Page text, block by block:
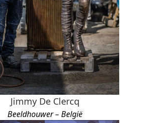
Jimmy De Clercq
Beeldhouwer – België